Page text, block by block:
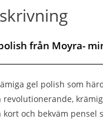
från Moyra-
gel polish som
revolutionerande,
kort och bekväm